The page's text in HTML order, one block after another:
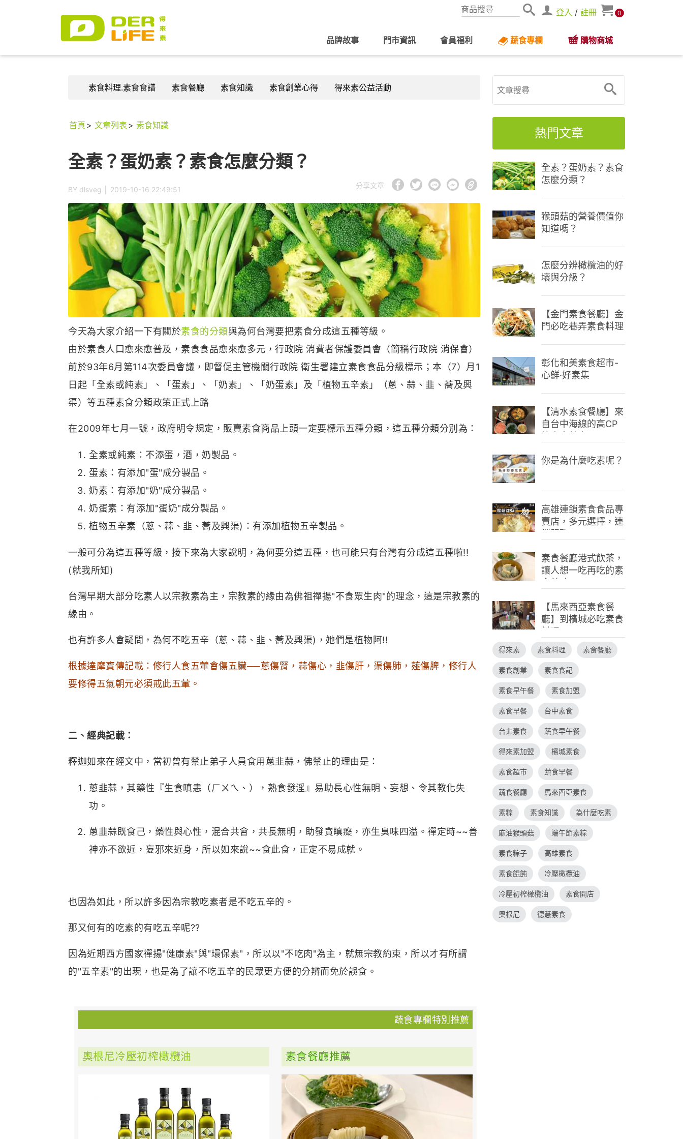
登入 / 註冊 0
品牌故事 門市資訊 會員福利 蔬食專欄 購物商城
素食料理.素食食譜 素食餐廳 素食知識 素食創業心得 得來素公益活動
首頁 文章列表 素食知識
全素？蛋奶素？素食怎麼分類？
BY dlsveg │ 2019-10-16 22:49:51 分享文章
今天為大家介紹一下有關於素食的分類與為何台灣要把素食分成這五種等級。
由於素食人口愈來愈普及，素食食品愈來愈多元，行政院 消費者保護委員會（簡稱行政院 消保會）
前於93年6月第114次委員會議，即督促主管機關行政院 衛生署建立素食食品分級標示；本（7）月1
日起「全素或純素」、「蛋素」、「奶素」、「奶蛋素」及「植物五辛素」（蔥、蒜、韭、蕎及興
渠）等五種素食分類政策正式上路
在2009年七月一號，政府明令規定，販賣素食商品上頭一定要標示五種分類，這五種分類分別為：
全素或純素：不添蛋，酒，奶製品。
蛋素：有添加"蛋"成分製品。
奶素：有添加"奶"成分製品。
奶蛋素：有添加"蛋奶"成分製品。
植物五辛素（蔥、蒜、韭、蕎及興渠)：有添加植物五辛製品。
一般可分為這五種等級，接下來為大家說明，為何要分這五種，也可能只有台灣有分成這五種啦!!
(就我所知)
台灣早期大部分吃素人以宗教素為主，宗教素的緣由為佛祖禪揚"不食眾生肉"的理念，這是宗教素的
緣由。
也有許多人會疑問，為何不吃五辛（蔥、蒜、韭、蕎及興渠)，她們是植物阿!!
根據達摩寶傳記載：修行人食五葷會傷五臟──蔥傷腎，蒜傷心，韭傷肝，渠傷肺，薤傷脾，修行人
要修得五氣朝元必須戒此五葷。
二、經典記載：
釋迦如來在經文中，當初曾有禁止弟子人員食用蔥韭蒜，佛禁止的理由是：
蔥韭蒜，其藥性『生食瞋恚（ㄏㄨㄟ、），熟食發淫』易助長心性無明、妄想、令其教化失
功。
蔥韭蒜既食己，藥性與心性，混合共會，共長無明，助發貪瞋癡，亦生臭味四溢。禪定時~~善
神亦不欲近，妄邪來近身，所以如來說~~食此食，正定不易成就。
也因為如此，所以許多因為宗教吃素者是不吃五辛的。
那又何有的吃素的有吃五辛呢??
因為近期西方國家禪揚"健康素"與"環保素"，所以以"不吃肉"為主，就無宗教約束，所以才有所謂
的"五辛素"的出現，也是為了讓不吃五辛的民眾更方便的分辨而免於誤食。
蔬食專欄特別推薦
奧根尼冷壓初榨橄欖油 素食餐廳推薦
熱門文章
全素？蛋奶素？素食
怎麼分類？
猴頭菇的營養價值你
知道嗎？
怎麼分辨橄欖油的好
壞與分級？
【金門素食餐廳】金
門必吃巷弄素食料理
彰化和美素食超市-
心鮮·好素集
【清水素食餐廳】來
自台中海線的高CP
值素食美食
你是為什麼吃素呢？
高雄連鎖素食食品專
賣店，多元選擇，連
鎖服務
素食餐廳港式飲茶，
讓人想一吃再吃的素
食美味
【馬來西亞素食餐
廳】到檳城必吃素食
料理
得來素 素食料理 素食餐廳
素食創業 素食食記
素食早午餐 素食加盟
素食早餐 台中素食
台北素食 蔬食早午餐
得來素加盟 檳城素食
素食超市 蔬食早餐
蔬食餐廳 馬來西亞素食
素粽 素食知識 為什麼吃素
麻油猴頭菇 端午節素粽
素食粽子 高雄素食
素食餛飩 冷壓橄欖油
冷壓初榨橄欖油 素食開店
奧根尼 德慧素食